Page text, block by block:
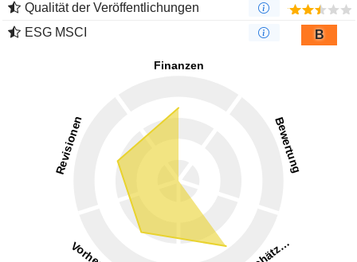
Qualität der Veröffentlichungen
ESG MSCI
B